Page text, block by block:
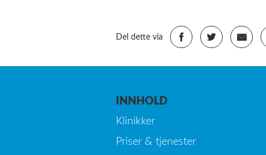
Del dette via
INNHOLD
Klinikker
Priser & tjenester